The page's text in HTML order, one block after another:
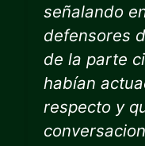
señalando
defensores
de la parte
habían
respecto y